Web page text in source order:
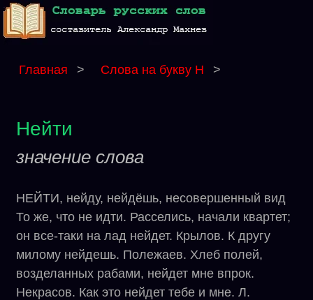
Главная > Слова на букву Н >
Нейти
значение слова
НЕЙТИ, нейду, нейдёшь, несовершенный вид
То же, что не идти. Расселись, начали квартет;
он все-таки на лад нейдет. Крылов. К другу
милому нейдешь. Полежаев. Хлеб полей,
возделанных рабами, нейдет мне впрок.
Некрасов. Как это нейдет тебе и мне. Л.